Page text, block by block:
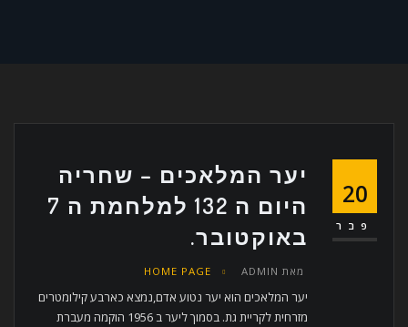
20
פבר
יער המלאכים – שחריה
היום ה 132 למלחמת ה 7
באוקטובר.
מאת ADMIN
HOME PAGE
יער המלאכים הוא יער נטוע אדם,נמצא כארבע קילומטרים
מזרחית לקריית גת. בסמוך ליער ב 1956 הוקמה מעברת